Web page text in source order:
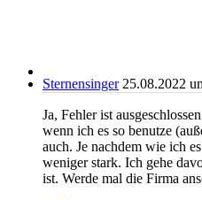
Sternensinger 25.08.2022
Ja, Fehler ist
wenn ich es so benutze
auch. Je nachdem wie ich
weniger stark. Ich gehe
ist. Werde mal die Firma